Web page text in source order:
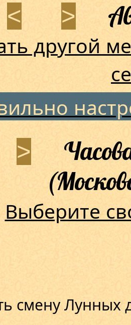
< >
другой
>
Выберите
смену Лунных